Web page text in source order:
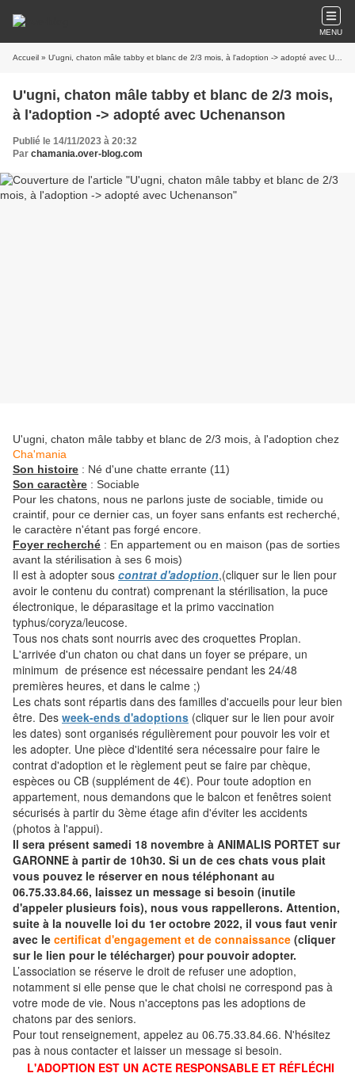
MENU
Accueil » U'ugni, chaton mâle tabby et blanc de 2/3 mois, à l'adoption -> adopté avec Uchenanson
U'ugni, chaton mâle tabby et blanc de 2/3 mois,
à l'adoption -> adopté avec Uchenanson
Publié le 14/11/2023 à 20:32
Par chamania.over-blog.com
U'ugni, chaton mâle tabby et blanc de 2/3 mois, à l'adoption chez
Cha'mania
Son histoire : Né d'une chatte errante (11)
Son caractère : Sociable
Pour les chatons, nous ne parlons juste de sociable, timide ou
craintif, pour ce dernier cas, un foyer sans enfants est recherché,
le caractère n'étant pas forgé encore.
Foyer recherché : En appartement ou en maison (pas de sorties
avant la stérilisation à ses 6 mois)
Il est à adopter sous contrat d'adoption,(cliquer sur le lien pour
avoir le contenu du contrat) comprenant la stérilisation, la puce
électronique, le déparasitage et la primo vaccination
typhus/coryza/leucose.
Tous nos chats sont nourris avec des croquettes Proplan.
L'arrivée d'un chaton ou chat dans un foyer se prépare, un
minimum de présence est nécessaire pendant les 24/48
premières heures, et dans le calme ;)
Les chats sont répartis dans des familles d'accueils pour leur bien
être. Des week-ends d'adoptions (cliquer sur le lien pour avoir
les dates) sont organisés régulièrement pour pouvoir les voir et
les adopter. Une pièce d'identité sera nécessaire pour faire le
contrat d'adoption et le règlement peut se faire par chèque,
espèces ou CB (supplément de 4€). Pour toute adoption en
appartement, nous demandons que le balcon et fenêtres soient
sécurisés à partir du 3ème étage afin d'éviter les accidents
(photos à l'appui).
Il sera présent samedi 18 novembre à ANIMALIS PORTET sur
GARONNE à partir de 10h30. Si un de ces chats vous plait
vous pouvez le réserver en nous téléphonant au
06.75.33.84.66, laissez un message si besoin (inutile
d'appeler plusieurs fois), nous vous rappellerons. Attention,
suite à la nouvelle loi du 1er octobre 2022, il vous faut venir
avec le certificat d'engagement et de connaissance (cliquer
sur le lien pour le télécharger) pour pouvoir adopter.
L’association se réserve le droit de refuser une adoption,
notamment si elle pense que le chat choisi ne correspond pas à
votre mode de vie. Nous n'acceptons pas les adoptions de
chatons par des seniors.
Pour tout renseignement, appelez au 06.75.33.84.66. N'hésitez
pas à nous contacter et laisser un message si besoin.
L'ADOPTION EST UN ACTE RESPONSABLE ET RÉFLÉCHI